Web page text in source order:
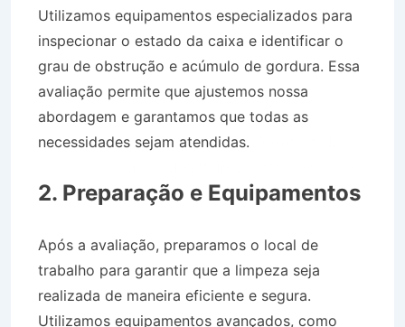
Utilizamos equipamentos especializados para
inspecionar o estado da caixa e identificar o
grau de obstrução e acúmulo de gordura. Essa
avaliação permite que ajustemos nossa
abordagem e garantamos que todas as
necessidades sejam atendidas.
2. Preparação e Equipamentos
Após a avaliação, preparamos o local de
trabalho para garantir que a limpeza seja
realizada de maneira eficiente e segura.
Utilizamos equipamentos avançados, como